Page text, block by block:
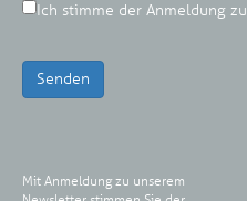
Ich stimme der Anmeldung
Senden
Mit Anmeldung zu unserem